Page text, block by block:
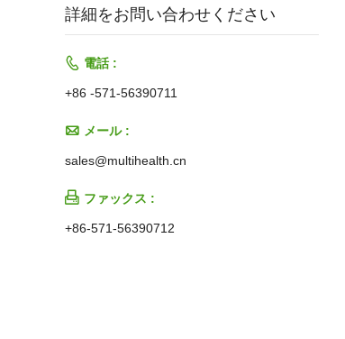
詳細をお問い合わせください
 電話 :
+86 -571-56390711
 メール :
sales@multihealth.cn
 ファックス :
+86-571-56390712